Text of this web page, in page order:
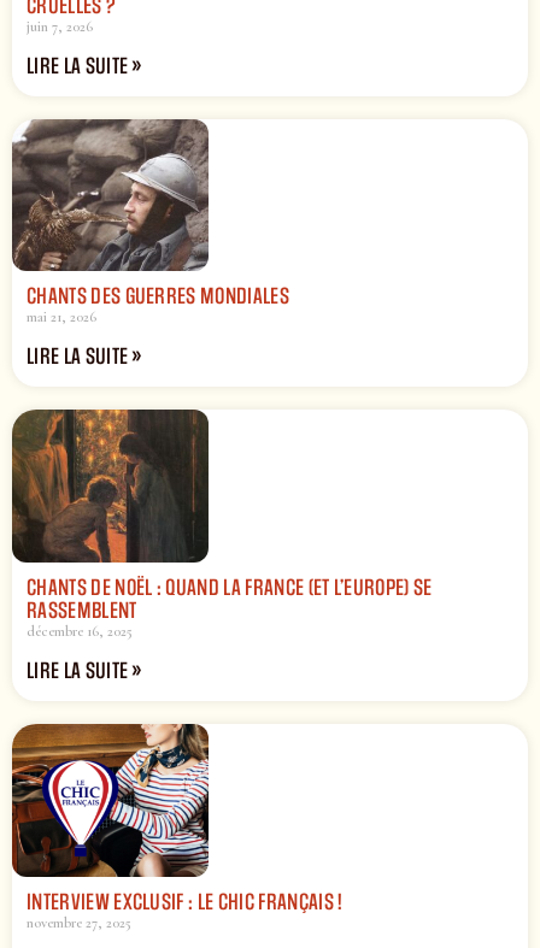
CRUELLES ?
juin 7, 2026
LIRE LA SUITE »
CHANTS DES GUERRES MONDIALES
mai 21, 2026
LIRE LA SUITE »
CHANTS DE NOËL : QUAND LA FRANCE (ET L’EUROPE) SE
RASSEMBLENT
décembre 16, 2025
LIRE LA SUITE »
INTERVIEW EXCLUSIF : LE CHIC FRANÇAIS !
novembre 27, 2025